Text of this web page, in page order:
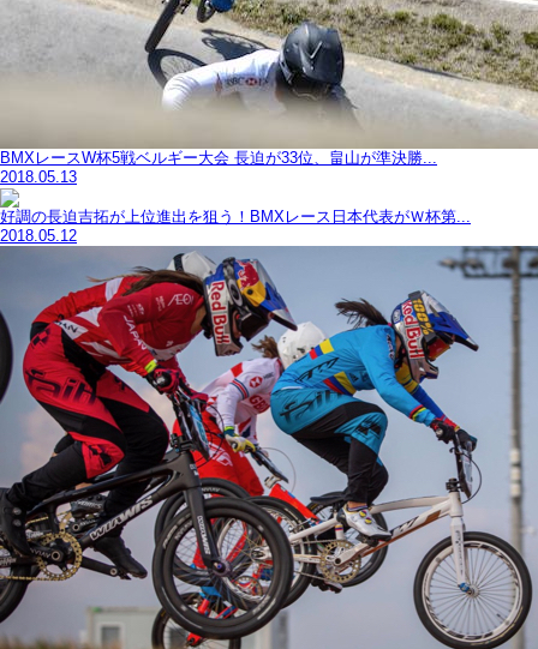
BMXレースW杯5戦ベルギー大会 長迫が33位、畠山が準決勝...
2018.05.13
好調の長迫吉拓が上位進出を狙う！BMXレース日本代表がＷ杯第...
2018.05.12